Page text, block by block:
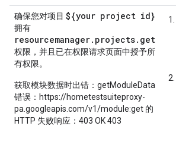
确保您对项目 ${your project id}
拥有
resourcemanager.projects.get
权限，并且已在权限请求页面中授予所
有权限。
获取模块数据时出错：getModuleData
错误：https://hometestsuiteproxy-
pa.googleapis.com/v1/module:get 的
HTTP 失败响应：403 OK 403